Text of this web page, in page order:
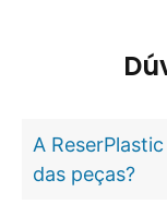
A
das peças?